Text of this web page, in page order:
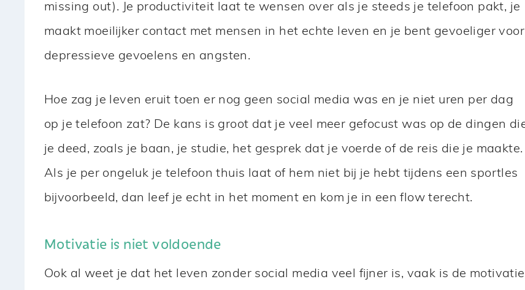
missing out). Je productiviteit laat te wensen over als je steeds je telefoon pakt, je
maakt moeilijker contact met mensen in het echte leven en je bent gevoeliger voor
depressieve gevoelens en angsten.
Hoe zag je leven eruit toen er nog geen social media was en je niet uren per dag
op je telefoon zat? De kans is groot dat je veel meer gefocust was op de dingen
je deed, zoals je baan, je studie, het gesprek dat je voerde of de reis die je maakte.
Als je per ongeluk je telefoon thuis laat of hem niet bij je hebt tijdens een sportles
bijvoorbeeld, dan leef je echt in het moment en kom je in een flow terecht.
Motivatie is niet voldoende
Ook al weet je dat het leven zonder social media veel fijner is, vaak is de motivatie